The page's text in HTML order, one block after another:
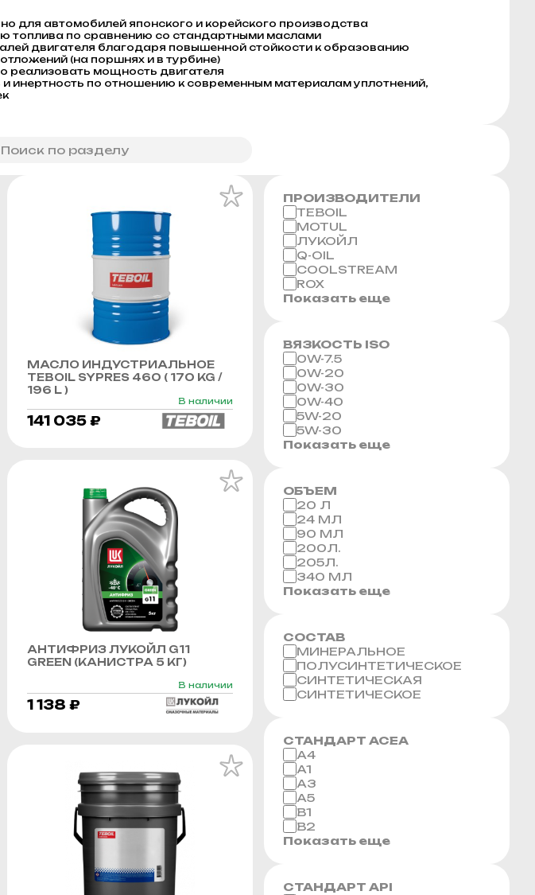
для автомобилей японского и корейского производства
топлива по сравнению со стандартными маслами
двигателя благодаря повышенной стойкости к образованию
(на поршнях и в турбине)
реализовать мощность двигателя
инертность по отношению к современным материалам уплотнений,
МАСЛО ИНДУСТРИАЛЬНОЕ
TEBOIL SYPRES 460 ( 170 KG /
196 L )
В наличии
141 035 ₽
АНТИФРИЗ ЛУКОЙЛ G11
GREEN (КАНИСТРА 5 КГ)
В наличии
1 138 ₽
ПРОИЗВОДИТЕЛИ
TEBOIL
MOTUL
ЛУКОЙЛ
Q-OIL
COOLSTREAM
ROX
Показать еще
ВЯЗКОСТЬ ISO
0W-7.5
0W-20
0W-30
0W-40
5W-20
5W-30
Показать еще
ОБЪЕМ
20 Л
24 МЛ
90 МЛ
200Л.
205Л.
340 МЛ
Показать еще
СОСТАВ
МИНЕРАЛЬНОЕ
ПОЛУСИНТЕТИЧЕСКОЕ
СИНТЕТИЧЕСКАЯ
СИНТЕТИЧЕСКОЕ
СТАНДАРТ ACEA
A4
A1
A3
A5
B1
B2
Показать еще
СТАНДАРТ API